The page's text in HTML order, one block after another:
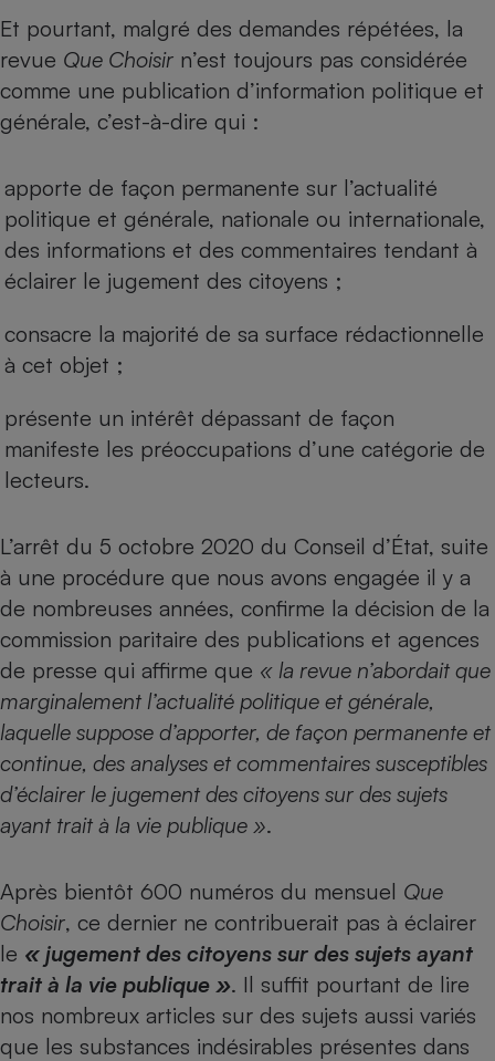
Et pourtant, malgré des demandes répétées, la
revue Que Choisir n’est toujours pas considérée
comme une publication d’information politique et
générale, c’est-à-dire qui :
apporte de façon permanente sur l’actualité
politique et générale, nationale ou internationale,
des informations et des commentaires tendant à
éclairer le jugement des citoyens ;
consacre la majorité de sa surface rédactionnelle
à cet objet ;
présente un intérêt dépassant de façon
manifeste les préoccupations d’une catégorie de
lecteurs.
L’arrêt du 5 octobre 2020 du Conseil d’État, suite
à une procédure que nous avons engagée il y a
de nombreuses années, confirme la décision de la
commission paritaire des publications et agences
de presse qui affirme que « la revue n’abordait que
marginalement l’actualité politique et générale,
laquelle suppose d’apporter, de façon permanente et
continue, des analyses et commentaires susceptibles
d’éclairer le jugement des citoyens sur des sujets
ayant trait à la vie publique ».
Après bientôt 600 numéros du mensuel Que
Choisir, ce dernier ne contribuerait pas à éclairer
le « jugement des citoyens sur des sujets ayant
trait à la vie publique ». Il suffit pourtant de lire
nos nombreux articles sur des sujets aussi variés
que les substances indésirables présentes dans
Plaque de cuisson à
induction
Climatiseur -
Ventilateur
Cafetière à expressos
Robot ménager
Radiateur électrique
Climatiseur -